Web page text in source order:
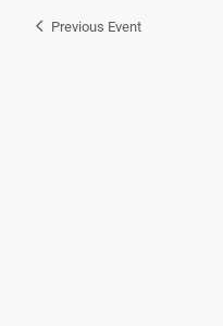
Previous Event